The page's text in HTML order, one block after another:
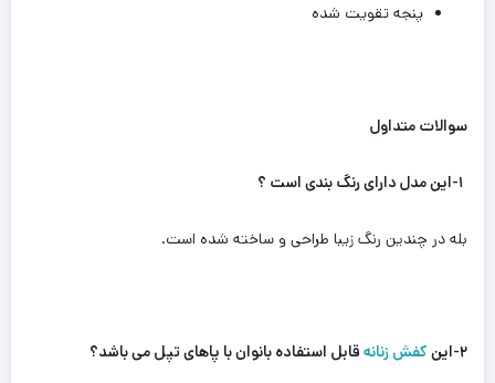
پنجه تقویت شده
سوالات متداول
بله در چندین رنگ‌ زیبا طراحی و ساخته شده است.
۲-این کفش زنانه قابل استفاده بانوان با پاهای تپل می باشد؟